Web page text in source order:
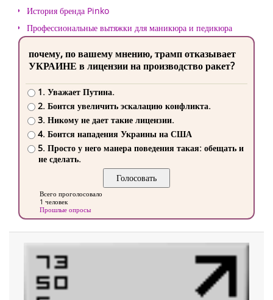
История бренда Pinko
Профессиональные вытяжки для маникюра и педикюра
почему, по вашему мнению, трамп отказывает
УКРАИНЕ в лицензии на производство ракет?
1. Уважает Путина.
2. Боится увеличить эскалацию конфликта.
3. Никому не дает такие лицензии.
4. Боится нападения Украины на США
5. Просто у него манера поведения такая: обещать и
не сделать.
Всего проголосовало
1 человек
Прошлые опросы